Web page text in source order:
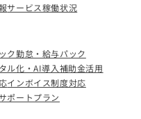
サービス稼働状況
ク勤怠・給与パック
ル化・AI導入補助金活用
インボイス制度対応
ポートプラン